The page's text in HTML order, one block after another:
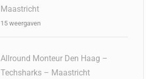
Maastricht
15 weergaven
Allround Monteur Den Haag –
Techsharks – Maastricht